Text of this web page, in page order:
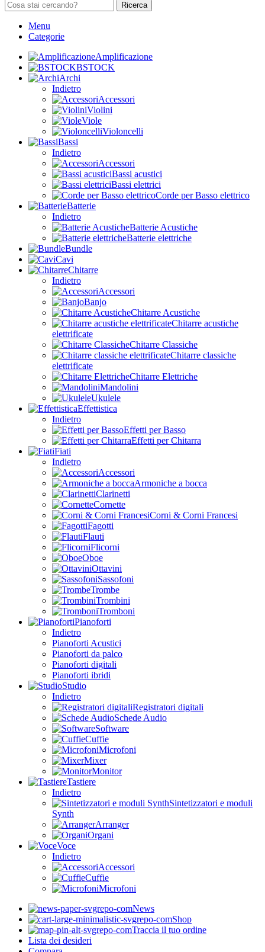
Ricerca
Menu
Categorie
Amplificazione
BSTOCK
Archi
Indietro
Accessori
Violini
Viole
Violoncelli
Bassi
Indietro
Accessori
Bassi acustici
Bassi elettrici
Corde per Basso elettrico
Batterie
Indietro
Batterie Acustiche
Batterie elettriche
Bundle
Cavi
Chitarre
Indietro
Accessori
Banjo
Chitarre Acustiche
Chitarre acustiche
elettrificate
Chitarre Classiche
Chitarre classiche
elettrificate
Chitarre Elettriche
Mandolini
Ukulele
Effettistica
Indietro
Effetti per Basso
Effetti per Chitarra
Fiati
Indietro
Accessori
Armoniche a bocca
Clarinetti
Cornette
Corni & Corni Francesi
Fagotti
Flauti
Flicorni
Oboe
Ottavini
Sassofoni
Trombe
Trombini
Tromboni
Pianoforti
Indietro
Pianoforti Acustici
Pianoforti da palco
Pianoforti digitali
Pianoforti ibridi
Studio
Indietro
Registratori digitali
Schede Audio
Software
Cuffie
Microfoni
Mixer
Monitor
Tastiere
Indietro
Sintetizzatori e moduli
Synth
Arranger
Organi
Voce
Indietro
Accessori
Cuffie
Microfoni
News
Shop
Traccia il tuo ordine
Lista dei desideri